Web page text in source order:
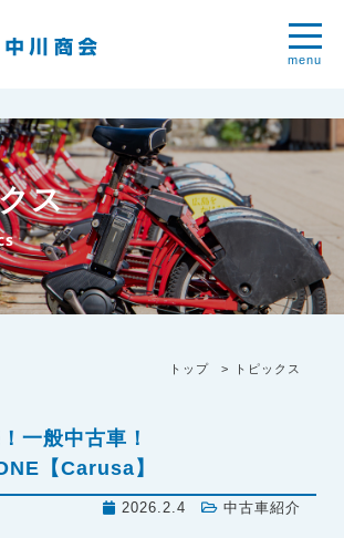
menu
ス
トップ トピックス
一般中古車！
【Carusa】
2026.2.4 中古車紹介